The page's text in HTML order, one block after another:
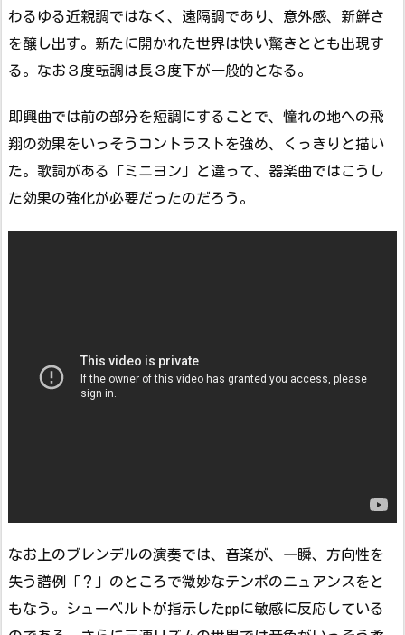
わるゆる近親調ではなく、遠隔調であり、意外感、新鮮さ
を醸し出す。新たに開かれた世界は快い驚きととも出現す
る。なお３度転調は長３度下が一般的となる。
即興曲では前の部分を短調にすることで、憧れの地への飛
翔の効果をいっそうコントラストを強め、くっきりと描い
た。歌詞がある「ミニヨン」と違って、器楽曲ではこうし
た効果の強化が必要だったのだろう。
なお上のブレンデルの演奏では、音楽が、一瞬、方向性を
失う譜例「？」のところで微妙なテンポのニュアンスをと
もなう。シューベルトが指示したppに敏感に反応している